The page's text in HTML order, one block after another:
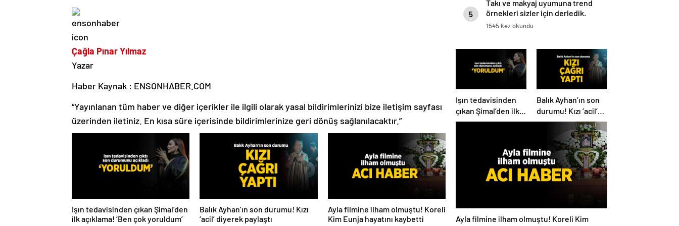
Çağla Pınar Yılmaz
Yazar
Haber Kaynak : ENSONHABER.COM
“Yayınlanan tüm haber ve diğer içerikler ile ilgili olarak yasal bildirimlerinizi bize iletişim sayfası
üzerinden iletiniz. En kısa süre içerisinde bildirimlerinize geri dönüş sağlanılacaktır.”
Işın tedavisinden çıkan Şimal’den
ilk açıklama! ‘Ben çok yoruldum’
Balık Ayhan’ın son durumu! Kızı
‘acil’ diyerek paylaştı
Ayla filmine ilham olmuştu! Koreli
Kim Eunja hayatını kaybetti
5
Takı ve makyaj uyumuna trend
örnekleri sizler için derledik.
1545 kez okundu
Işın tedavisinden
çıkan Şimal’den ilk
açıklama! ‘Ben çok
Balık Ayhan’ın son
durumu! Kızı ‘acil’
diyerek paylaştı
Ayla filmine ilham olmuştu! Koreli Kim